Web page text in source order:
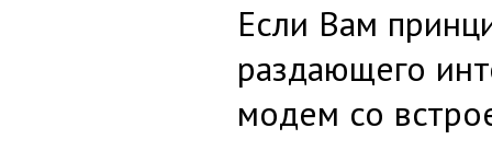
Если Вам
раздающего
модем со